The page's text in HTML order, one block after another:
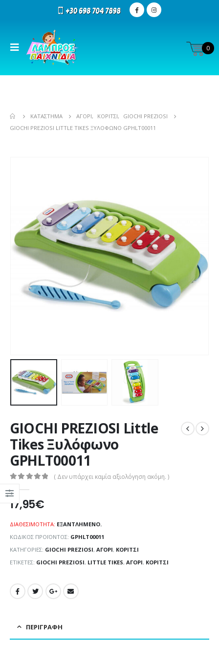
0
ΚΑΤΆΣΤΗΜΑ ΑΓΌΡΙ, ΚΟΡΊΤΣΙ,
GIOCHI PREZIOSI
GIOCHI PREZIOSI LITTLE TIKES ΞΥΛΌΦΩΝΟ GPHLT00011
GIOCHI PREZIOSI Little
Tikes Ξυλόφωνο
GPHLT00011
( Δεν υπάρχει καμία αξιολόγηση ακόμη. )
17,95€
ΔΙΑΘΕΣΙΜΌΤΗΤΑ: ΕΞΑΝΤΛΗΜΈΝΟ.
ΚΩΔΙΚΌΣ ΠΡΟΪΌΝΤΟΣ: GPHLT00011
ΚΑΤΗΓΟΡΊΕΣ: GIOCHI PREZIOSI, ΑΓΌΡΙ, ΚΟΡΊΤΣΙ
ΕΤΙΚΈΤΕΣ: GIOCHI PREZIOSI, LITTLE TIKES, ΑΓΌΡΙ, ΚΟΡΊΤΣΙ
ΠΕΡΙΓΡΑΦΉ